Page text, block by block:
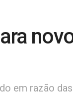
em razão